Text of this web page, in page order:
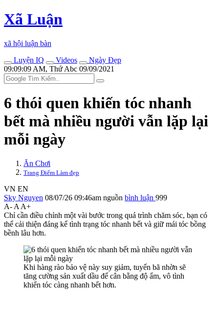
Xã Luận
xã hội luận bàn
Luyện IQ
Videos
Ngày Đẹp
09:09:09 AM, Thứ Abc 09/09/2021
6 thói quen khiến tóc nhanh
bết mà nhiều người vẫn lặp lại
mỗi ngày
Ăn Chơi
Trang Điểm Làm đẹp
VN EN
Sky Nguyen 08/07/26 09:46am nguồn bình luận 999
A- A A+
Chỉ cần điều chỉnh một vài bước trong quá trình chăm sóc, bạn có
thể cải thiện đáng kể tình trạng tóc nhanh bết và giữ mái tóc bồng
bềnh lâu hơn.
Khi hàng rào bảo vệ này suy giảm, tuyến bã nhờn sẽ
tăng cường sản xuất dầu để cân bằng độ ẩm, vô tình
khiến tóc càng nhanh bết hơn.